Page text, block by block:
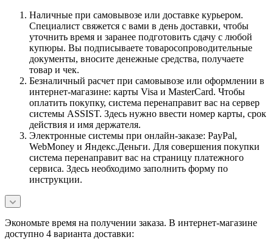
Наличные при самовывозе или доставке курьером.
Специалист свяжется с вами в день доставки, чтобы
уточнить время и заранее подготовить сдачу с любой
купюры. Вы подписываете товаросопроводительные
документы, вносите денежные средства, получаете
товар и чек.
Безналичный расчет при самовывозе или оформлении в
интернет-магазине: карты Visa и MasterCard. Чтобы
оплатить покупку, система перенаправит вас на сервер
системы ASSIST. Здесь нужно ввести номер карты, срок
действия и имя держателя.
Электронные системы при онлайн-заказе: PayPal,
WebMoney и Яндекс.Деньги. Для совершения покупки
система перенаправит вас на страницу платежного
сервиса. Здесь необходимо заполнить форму по
инструкции.
Экономьте время на получении заказа. В интернет-магазине
доступно 4 варианта доставки: